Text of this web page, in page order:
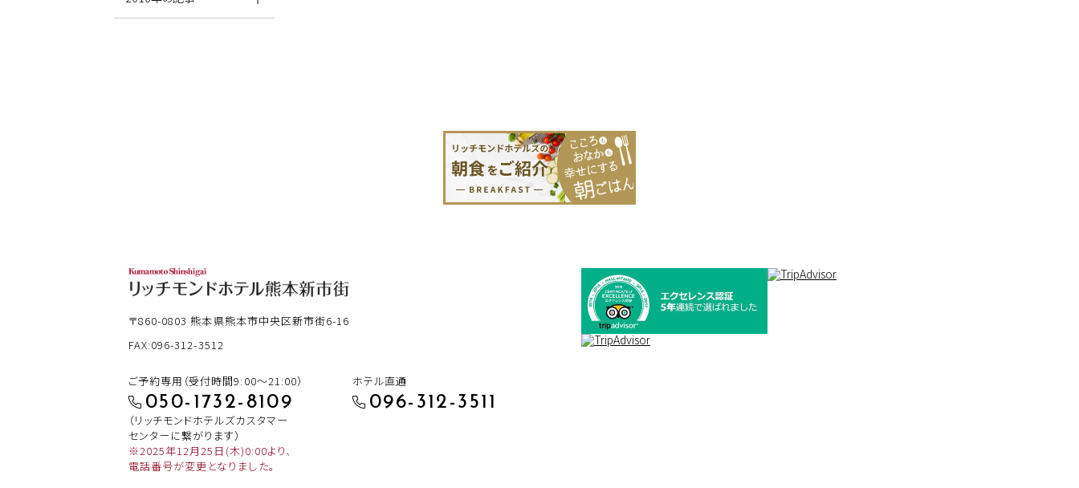
〒860-0803熊本県熊本市中央区新市街6-16
FAX:096-312-3512
ご予約専用（受付時間9:00～21:00）
050-1732-8109
（リッチモンドホテルズカスタマー
センターに繋がります）
※2025年12月25日(木)0:00より、
電話番号が変更となりました。
ホテル直通
096-312-3511